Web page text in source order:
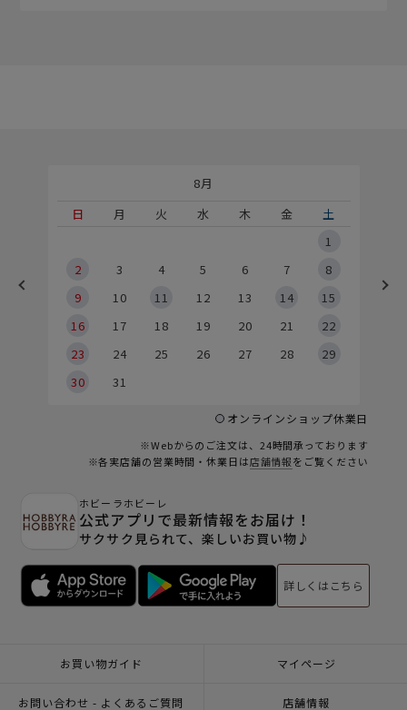
8月
日
月 火 水 木 金
土
1
2
3 4 5 6 7
8
9
10 11 12 13 14
15
16
17 18 19 20 21
22
23
24 25 26 27 28
29
30
31
オンラインショップ休業日
※Webからのご注文は、24時間承っております
※各実店舗の営業時間・休業日は店舗情報をご覧ください
ホビーラホビーレ
公式アプリで最新情報をお届け！
サクサク見られて、楽しいお買い物♪
詳しくはこちら
お買い物ガイド マイページ
お問い合わせ - よくあるご質問 店舗情報